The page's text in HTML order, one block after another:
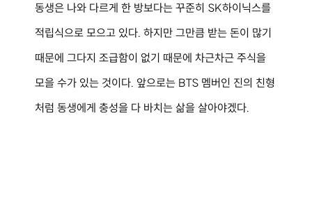
동생은 나와 다르게 한 방보다는 꾸준히 SK하이닉스를
적립식으로 모으고 있다. 하지만 그만큼 받는 돈이 많기
때문에 그다지 조급함이 없기 때문에 차근차근 주식을
모을 수가 있는 것이다. 앞으로는 BTS 멤버인 진의 친형
처럼 동생에게 충성을 다 바치는 삶을 살아야겠다.